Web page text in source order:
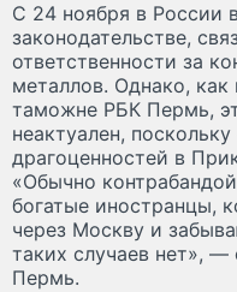
С 24 ноября в России
законодательстве,
ответственности за
металлов. Однако,
таможне РБК Пермь,
неактуален,
драгоценностей в
«Обычно
богатые иностранцы,
через Москву и
таких случаев нет»,
Пермь.